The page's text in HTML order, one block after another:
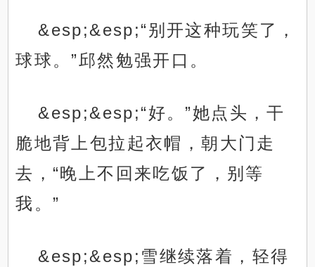
&esp;&esp;“别开这种玩笑了，
球球。”邱然勉强开口。
&esp;&esp;“好。”她点头，干
脆地背上包拉起衣帽，朝大门走
去，“晚上不回来吃饭了，别等
我。”
&esp;&esp;雪继续落着，轻得